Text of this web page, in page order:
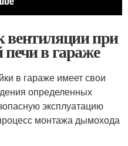
вентиляции при
печи в гараже
в гараже имеет свои
определенных
эксплуатацию
монтажа дымохода